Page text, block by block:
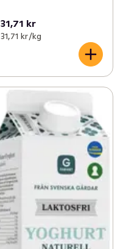
31,71 kr
31,71 kr /kg